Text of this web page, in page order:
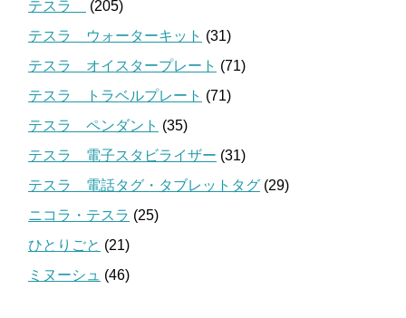
テスラ
(205)
テスラ ウォーターキット (31)
テスラ オイスタープレート (71)
テスラ トラベルプレート (71)
テスラ ペンダント (35)
テスラ 電子スタビライザー (31)
テスラ 電話タグ・タブレットタグ (29)
ニコラ・テスラ (25)
ひとりごと (21)
ミヌーシュ (46)